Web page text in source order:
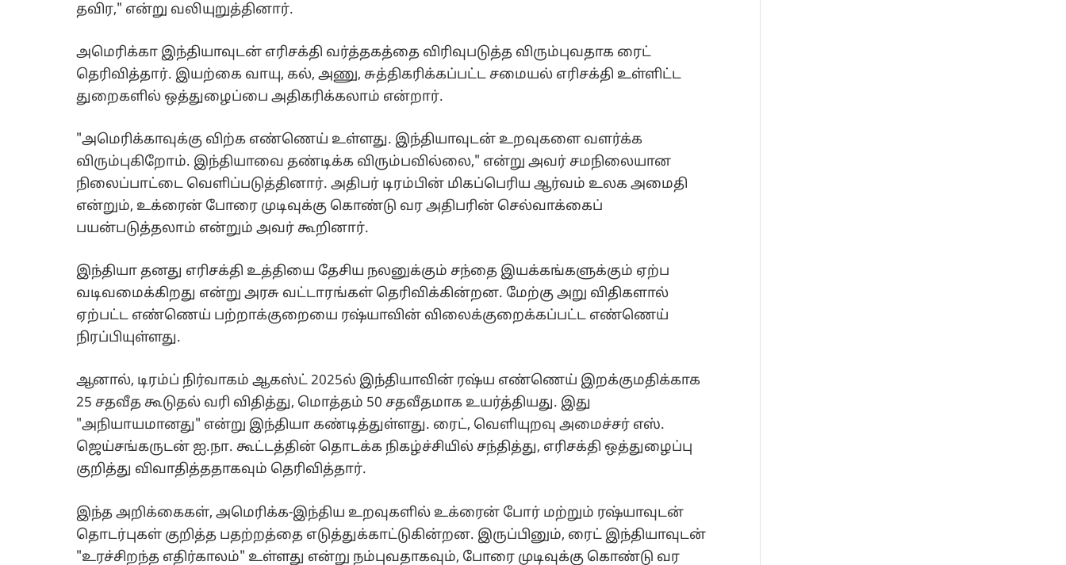
தவிர," என்று வலியுறுத்தினார்.
அமெரிக்கா இந்தியாவுடன் எரிசக்தி வர்த்தகத்தை விரிவுபடுத்த விரும்புவதாக ரைட்
தெரிவித்தார். இயற்கை வாயு, கல், அணு, சுத்திகரிக்கப்பட்ட சமையல் எரிசக்தி உள்ளிட்ட
துறைகளில் ஒத்துழைப்பை அதிகரிக்கலாம் என்றார்.
"அமெரிக்காவுக்கு விற்க எண்ணெய் உள்ளது. இந்தியாவுடன் உறவுகளை வளர்க்க
விரும்புகிறோம். இந்தியாவை தண்டிக்க விரும்பவில்லை," என்று அவர் சமநிலையான
நிலைப்பாட்டை வெளிப்படுத்தினார். அதிபர் டிரம்பின் மிகப்பெரிய ஆர்வம் உலக அமைதி
என்றும், உக்ரைன் போரை முடிவுக்கு கொண்டு வர அதிபரின் செல்வாக்கைப்
பயன்படுத்தலாம் என்றும் அவர் கூறினார்.
இந்தியா தனது எரிசக்தி உத்தியை தேசிய நலனுக்கும் சந்தை இயக்கங்களுக்கும் ஏற்ப
வடிவமைக்கிறது என்று அரசு வட்டாரங்கள் தெரிவிக்கின்றன. மேற்கு அறு விதிகளால்
ஏற்பட்ட எண்ணெய் பற்றாக்குறையை ரஷ்யாவின் விலைக்குறைக்கப்பட்ட எண்ணெய்
நிரப்பியுள்ளது.
ஆனால், டிரம்ப் நிர்வாகம் ஆகஸ்ட் 2025ல் இந்தியாவின் ரஷ்ய எண்ணெய் இறக்குமதிக்காக
25 சதவீத கூடுதல் வரி விதித்து, மொத்தம் 50 சதவீதமாக உயர்த்தியது. இது
"அநியாயமானது" என்று இந்தியா கண்டித்துள்ளது. ரைட், வெளியுறவு அமைச்சர் எஸ்.
ஜெய்சங்கருடன் ஐ.நா. கூட்டத்தின் தொடக்க நிகழ்ச்சியில் சந்தித்து, எரிசக்தி ஒத்துழைப்பு
குறித்து விவாதித்ததாகவும் தெரிவித்தார்.
இந்த அறிக்கைகள், அமெரிக்க-இந்திய உறவுகளில் உக்ரைன் போர் மற்றும் ரஷ்யாவுடன்
தொடர்புகள் குறித்த பதற்றத்தை எடுத்துக்காட்டுகின்றன. இருப்பினும், ரைட் இந்தியாவுடன்
"உரச்சிறந்த எதிர்காலம்" உள்ளது என்று நம்புவதாகவும், போரை முடிவுக்கு கொண்டு வர